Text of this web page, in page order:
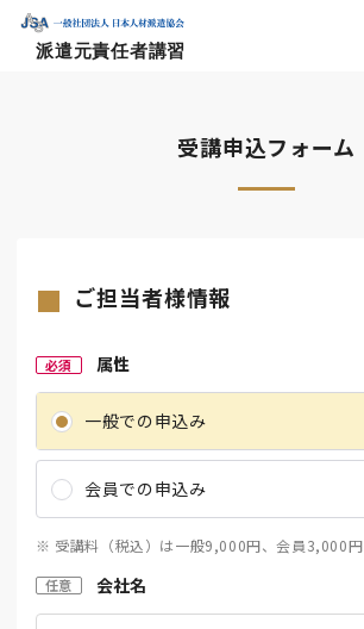
派遣元責任者講習
受講申込フォーム
ご担当者様情報
必須 属性
一般での申込み
会員での申込み
※ 受講料（税込）は一般9,000円、会員3,000円
任意 会社名